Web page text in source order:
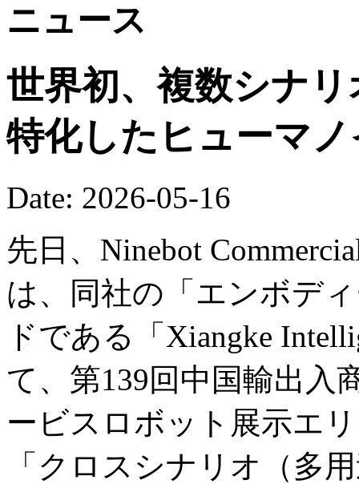
ニュース
世界初、複数シナ
特化したヒューマ
Date: 2026-05-16
先日、Ninebot
は、同社の「エンボデ
ドである「Xiangke
て、第139回中国輸出入
ービスロボット展示エ
「クロスシナリオ（多